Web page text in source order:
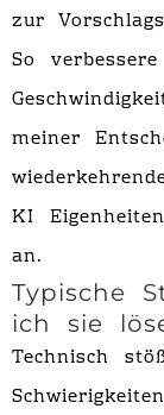
zur
So
meiner
KI
an.
Typische
ich sie
Technisch